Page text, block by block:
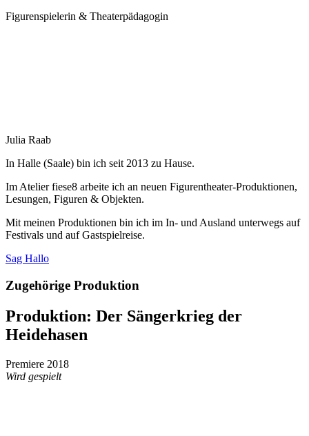
Figurenspielerin & Theaterpädagogin
Julia Raab
In Halle (Saale) bin ich seit 2013 zu Hause.
Im Atelier fiese8 arbeite ich an neuen Figurentheater-Produktionen,
Lesungen, Figuren & Objekten.
Mit meinen Produktionen bin ich im In- und Ausland unterwegs auf
Festivals und auf Gastspielreise.
Sag Hallo
Zugehörige Produktion
Produktion: Der Sängerkrieg der
Heidehasen
Premiere 2018
Wird gespielt